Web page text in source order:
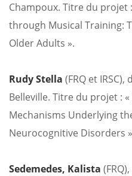
Champoux. Titre du projet
through Musical Training:
Older Adults ».
Rudy Stella (FRQ et
Belleville. Titre du projet :
Mechanisms Underlying
Neurocognitive Disorders
Sedemedes, Kalista